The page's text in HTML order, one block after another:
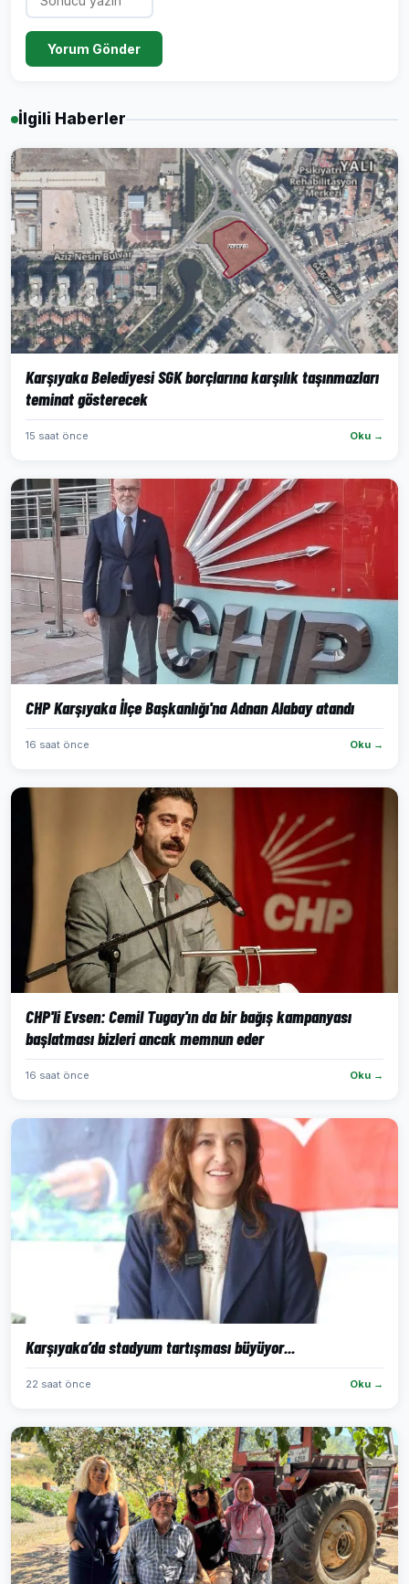
Yorum Gönder
İlgili Haberler
Karşıyaka Belediyesi SGK borçlarına karşılık taşınmazları
teminat gösterecek
15 saat önce Oku →
CHP Karşıyaka İlçe Başkanlığı'na Adnan Alabay atandı
16 saat önce Oku →
CHP'li Evsen: Cemil Tugay'ın da bir bağış kampanyası
başlatması bizleri ancak memnun eder
16 saat önce Oku →
Karşıyaka’da stadyum tartışması büyüyor...
22 saat önce Oku →